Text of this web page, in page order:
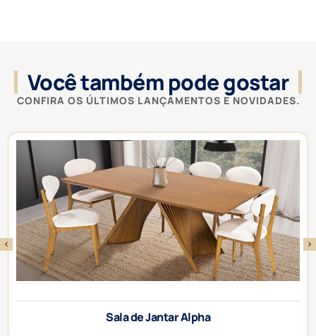
Você também pode gostar
CONFIRA OS ÚLTIMOS LANÇAMENTOS E NOVIDADES.
Sala de Jantar Atlas